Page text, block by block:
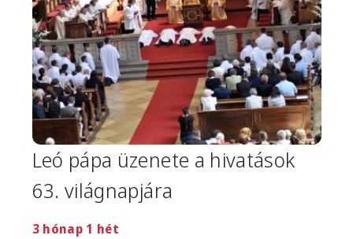
Leó pápa üzenete a hivatások
63. világnapjára
3 hónap 1 hét